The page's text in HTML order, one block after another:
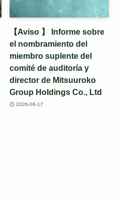
【Aviso 】 Informe sobre
el nombramiento del
miembro suplente del
comité de auditoría y
director de Mitsuuroko
Group Holdings Co., Ltd
2026-06-17